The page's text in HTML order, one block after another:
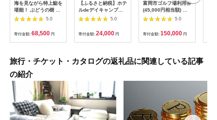
海を見ながら特上鮨を
堪能！ ぶどうの樹 鮨
屋台ペア お食事券 海
鮮 海 屋台 食事 ペア
福岡県 岡垣町
5.0
寄付金額: 68,500 円
【ふるさと納税】ホテ
ルdeデイキャンプ体
験チケット
【1364991】
5.0
寄付金額: 24,000 円
富岡市ゴルフ場利用券
(45,000円相当額) ゴ
ルフ チケット 平日 土
日 祝日 プレー券 関東
群馬県 首都圏 F20E-
382
5.0
寄付金額: 150,000 円
旅行・チケット・カタログの返礼品に関連している記事
の紹介